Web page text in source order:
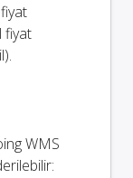
fiyat
WMS